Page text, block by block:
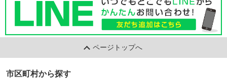
ページトップへ
市区町村から探す